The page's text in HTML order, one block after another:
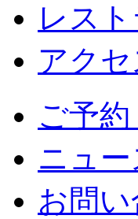
レス
アクセ
ご予
ニュ
お問